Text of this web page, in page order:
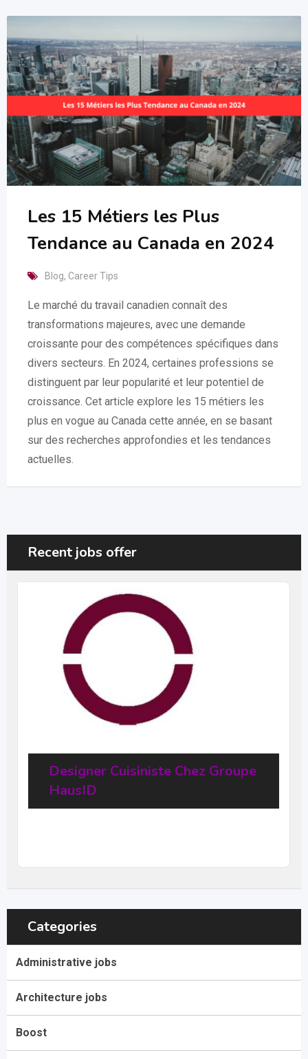
Les 15 Métiers les Plus
Tendance au Canada en 2024
Blog, Career Tips
Le marché du travail canadien connaît des
transformations majeures, avec une demande
croissante pour des compétences spécifiques dans
divers secteurs. En 2024, certaines professions se
distinguent par leur popularité et leur potentiel de
croissance. Cet article explore les 15 métiers les
plus en vogue au Canada cette année, en se basant
sur des recherches approfondies et les tendances
actuelles.
Recent jobs offer
Designer Cuisiniste Chez Groupe
HausID
Categories
Administrative jobs
Architecture jobs
Boost